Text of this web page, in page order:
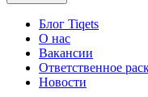
Блог Tiqets
О нас
Вакансии
Ответственное
Новости